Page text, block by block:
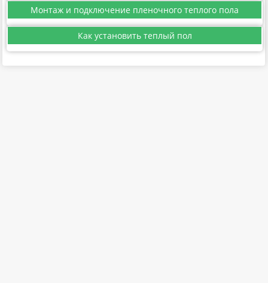
Монтаж и подключение пленочного теплого пола
Как установить теплый пол